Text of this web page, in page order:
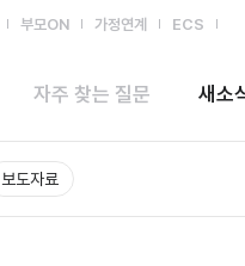
부모ON 가정연계 ECS
자주 찾는 질문 새소
보도자료